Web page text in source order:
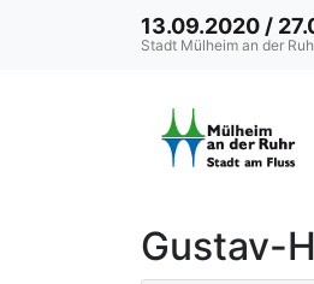
13.09.2020 /
Stadt Mülheim an der
Gustav-